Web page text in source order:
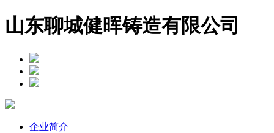
山东聊城健晖铸造有限公司
企业简介